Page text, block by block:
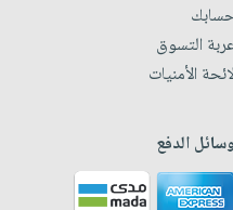
التسوق
الأمنيات
وسائل الدفع